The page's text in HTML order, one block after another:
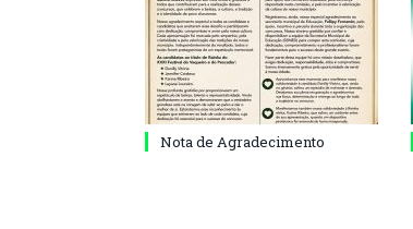
Nota de Agradecimento